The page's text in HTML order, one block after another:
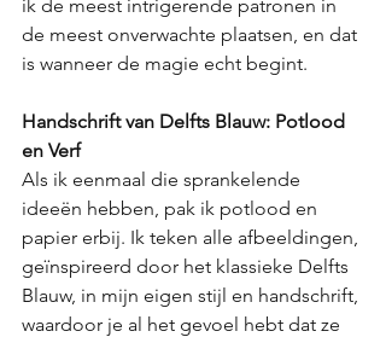
ik de meest intrigerende patronen in
de meest onverwachte plaatsen, en dat
is wanneer de magie echt begint.
Handschrift van Delfts Blauw: Potlood
en Verf
Als ik eenmaal die sprankelende
ideeën hebben, pak ik potlood en
papier erbij. Ik teken alle afbeeldingen,
geïnspireerd door het klassieke Delfts
Blauw, in mijn eigen stijl en handschrift,
waardoor je al het gevoel hebt dat ze